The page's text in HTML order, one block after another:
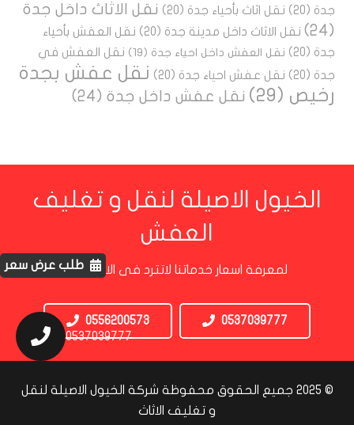
جدة (20) نقل اثاث بأحياء جدة (20)
نقل الاثاث داخل جدة
(24)
نقل الاثاث داخل مدينة جدة (20)
نقل العفش بأحياء
جدة (20) نقل العفش داخل احياء جدة (19)
نقل العفش في
جدة (20) نقل عفش احياء جدة (20)
نقل عفش بجدة
رخيص (29) نقل عفش داخل جدة (24)
الخيول الاصيلة لنقل و تغليف
العفش
لمعرفة اسعار خدماتنا لاتترد فى الاتصال بنا
0537039777
0556200573
0537039777
© 2025 جميع الحقوق محفوظة شركة الخيول الاصيلة لنقل
و تغليف الاثاث
طلب عرض سعر